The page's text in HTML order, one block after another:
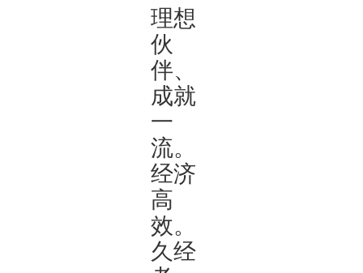
理想
伙
伴、
成就
一
流。
经济
高
效。
久经